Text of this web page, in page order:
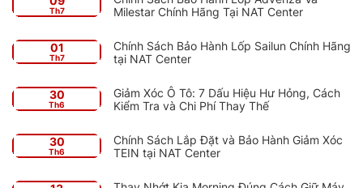
Th7
Milestar Chính Hãng Tại NAT Center
01
Th7
Chính Sách Bảo Hành Lốp Sailun Chính Hãng
tại NAT Center
30
Th6
Giảm Xóc Ô Tô: 7 Dấu Hiệu Hư Hỏng, Cách
Kiểm Tra và Chi Phí Thay Thế
30
Th6
Chính Sách Lắp Đặt và Bảo Hành Giảm Xóc
TEIN tại NAT Center